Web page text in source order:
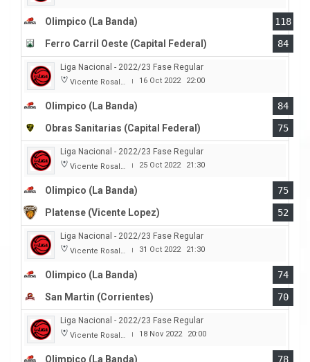
Olimpico (La Banda)
118
Ferro Carril Oeste (Capital Federal)
84
Liga Nacional - 2022/23 Fase Regular
Vicente Rosales | 16 Oct 2022 22:00
Olimpico (La Banda)
84
Obras Sanitarias (Capital Federal)
75
Liga Nacional - 2022/23 Fase Regular
Vicente Rosales | 25 Oct 2022 21:30
Olimpico (La Banda)
75
Platense (Vicente Lopez)
52
Liga Nacional - 2022/23 Fase Regular
Vicente Rosales | 31 Oct 2022 21:30
Olimpico (La Banda)
74
San Martin (Corrientes)
70
Liga Nacional - 2022/23 Fase Regular
Vicente Rosales | 18 Nov 2022 20:00
Olimpico (La Banda)
78